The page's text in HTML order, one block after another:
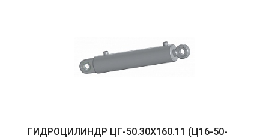
ГИДРОЦИЛИНДР ЦГ-50.30Х160.11 (Ц16-50-